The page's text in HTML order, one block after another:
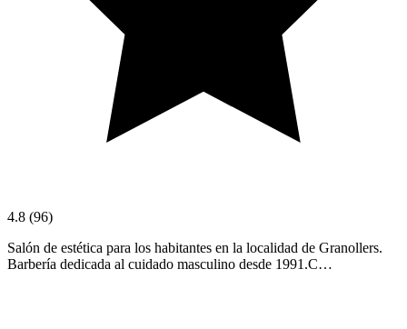
4.8 (96)
Salón de estética para los habitantes en la localidad de Granollers.
Barbería dedicada al cuidado masculino desde 1991.C…